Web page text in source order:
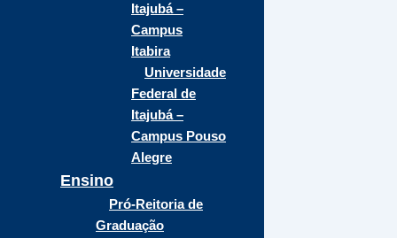
Itajubá –
Campus
Itabira
Universidade
Federal de
Itajubá –
Campus Pouso
Alegre
Ensino
Pró-Reitoria de
Graduação